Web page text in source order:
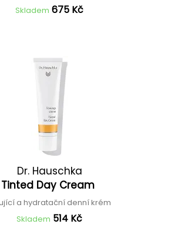
Skladem 675 Kč
Dr. Hauschka
Tinted Day Cream
a hydratační denní krém
Skladem 514 Kč